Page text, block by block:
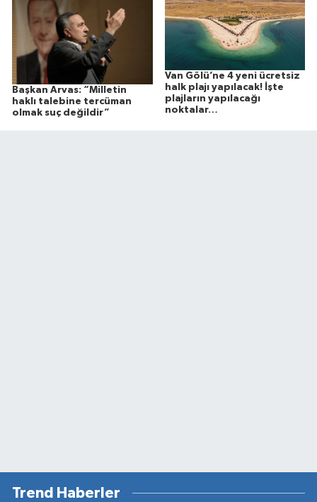
Başkan Arvas: “Milletin
haklı talebine tercüman
olmak suç değildir”
Van Gölü’ne 4 yeni ücretsiz
halk plajı yapılacak! İşte
plajların yapılacağı
noktalar…
Trend Haberler